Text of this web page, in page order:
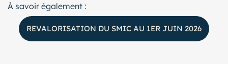
À savoir également :
REVALORISATION DU SMIC AU 1ER JUIN 2026